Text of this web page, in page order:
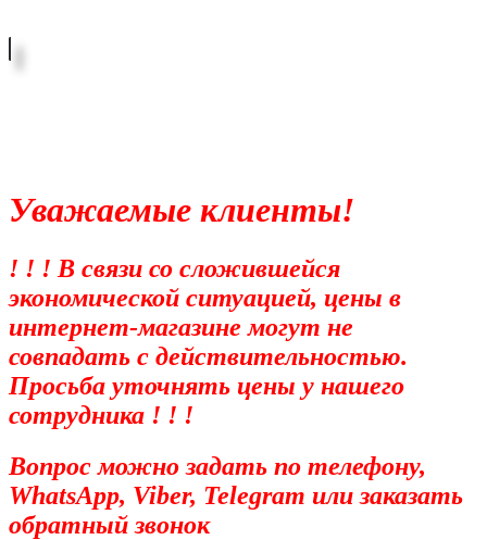
Уважаемые клиенты!
! ! ! В связи со сложившейся
экономической ситуацией, цены в
интернет-магазине могут не
совпадать с действительностью.
Просьба уточнять цены у нашего
сотрудника ! ! !
Вопрос можно задать по телефону,
WhatsApp, Viber, Telegram или заказать
обратный звонок